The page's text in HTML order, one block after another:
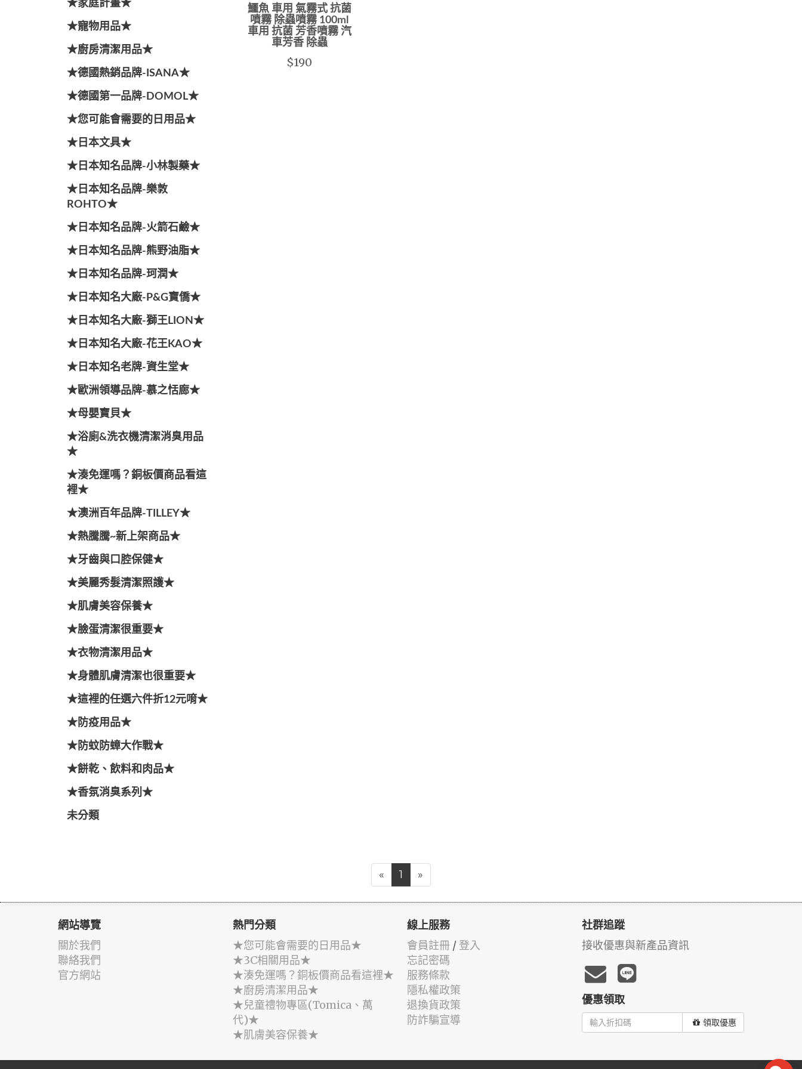
★家庭計畫★
★寵物用品★
★廚房清潔用品★
★德國熱銷品牌-ISANA★
★德國第一品牌-DOMOL★
★您可能會需要的日用品★
★日本文具★
★日本知名品牌-小林製藥★
★日本知名品牌-樂敦
ROHTO★
★日本知名品牌-火箭石鹼★
★日本知名品牌-熊野油脂★
★日本知名品牌-珂潤★
★日本知名大廠-P&G寶僑★
★日本知名大廠-獅王LION★
★日本知名大廠-花王KAO★
★日本知名老牌-資生堂★
★歐洲領導品牌-慕之恬廊★
★母嬰寶貝★
★浴廁&洗衣機清潔消臭用品
★
★湊免運嗎？銅板價商品看這
裡★
★澳洲百年品牌-TILLEY★
★熱騰騰~新上架商品★
★牙齒與口腔保健★
★美麗秀髮清潔照護★
★肌膚美容保養★
★臉蛋清潔很重要★
★衣物清潔用品★
★身體肌膚清潔也很重要★
★這裡的任選六件折12元唷★
★防疫用品★
★防蚊防蟑大作戰★
★餅乾、飲料和肉品★
★香氛消臭系列★
未分類
鱷魚 車用 氣霧式 抗菌
噴霧 除蟲噴霧 100ml
車用 抗菌 芳香噴霧 汽
車芳香 除蟲
$190
« 1 »
網站導覽
關於我們
聯絡我們
官方網站
熱門分類
★您可能會需要的日用品★
★3C相關用品★
★湊免運嗎？銅板價商品看這裡★
★廚房清潔用品★
★兒童禮物專區(Tomica、萬
代)★
★肌膚美容保養★
線上服務
會員註冊 / 登入
忘記密碼
服務條款
隱私權政策
退換貨政策
防詐騙宣導
社群追蹤
接收優惠與新產品資訊
優惠領取
領取優惠